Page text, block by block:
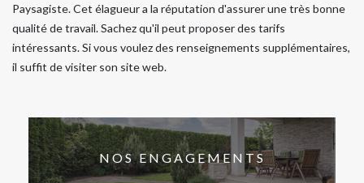
Paysagiste. Cet élagueur a la réputation d'assurer une très bonne
qualité de travail. Sachez qu'il peut proposer des tarifs
intéressants. Si vous voulez des renseignements supplémentaires,
il suffit de visiter son site web.
NOS ENGAGEMENTS